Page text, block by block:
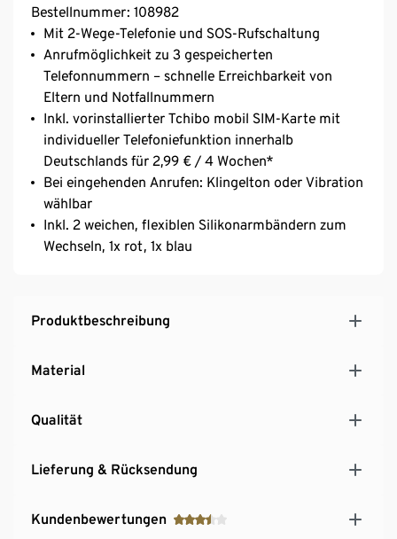
Bestellnummer: 108982
Mit 2-Wege-Telefonie und SOS-Rufschaltung
Anrufmöglichkeit zu 3 gespeicherten
Telefonnummern – schnelle Erreichbarkeit von
Eltern und Notfallnummern
Inkl. vorinstallierter Tchibo mobil SIM-Karte mit
individueller Telefoniefunktion innerhalb
Deutschlands für 2,99 € / 4 Wochen*
Bei eingehenden Anrufen: Klingelton oder Vibration
wählbar
Inkl. 2 weichen, flexiblen Silikonarmbändern zum
Wechseln, 1x rot, 1x blau
Produktbeschreibung
Material
Qualität
Lieferung & Rücksendung
Kundenbewertungen